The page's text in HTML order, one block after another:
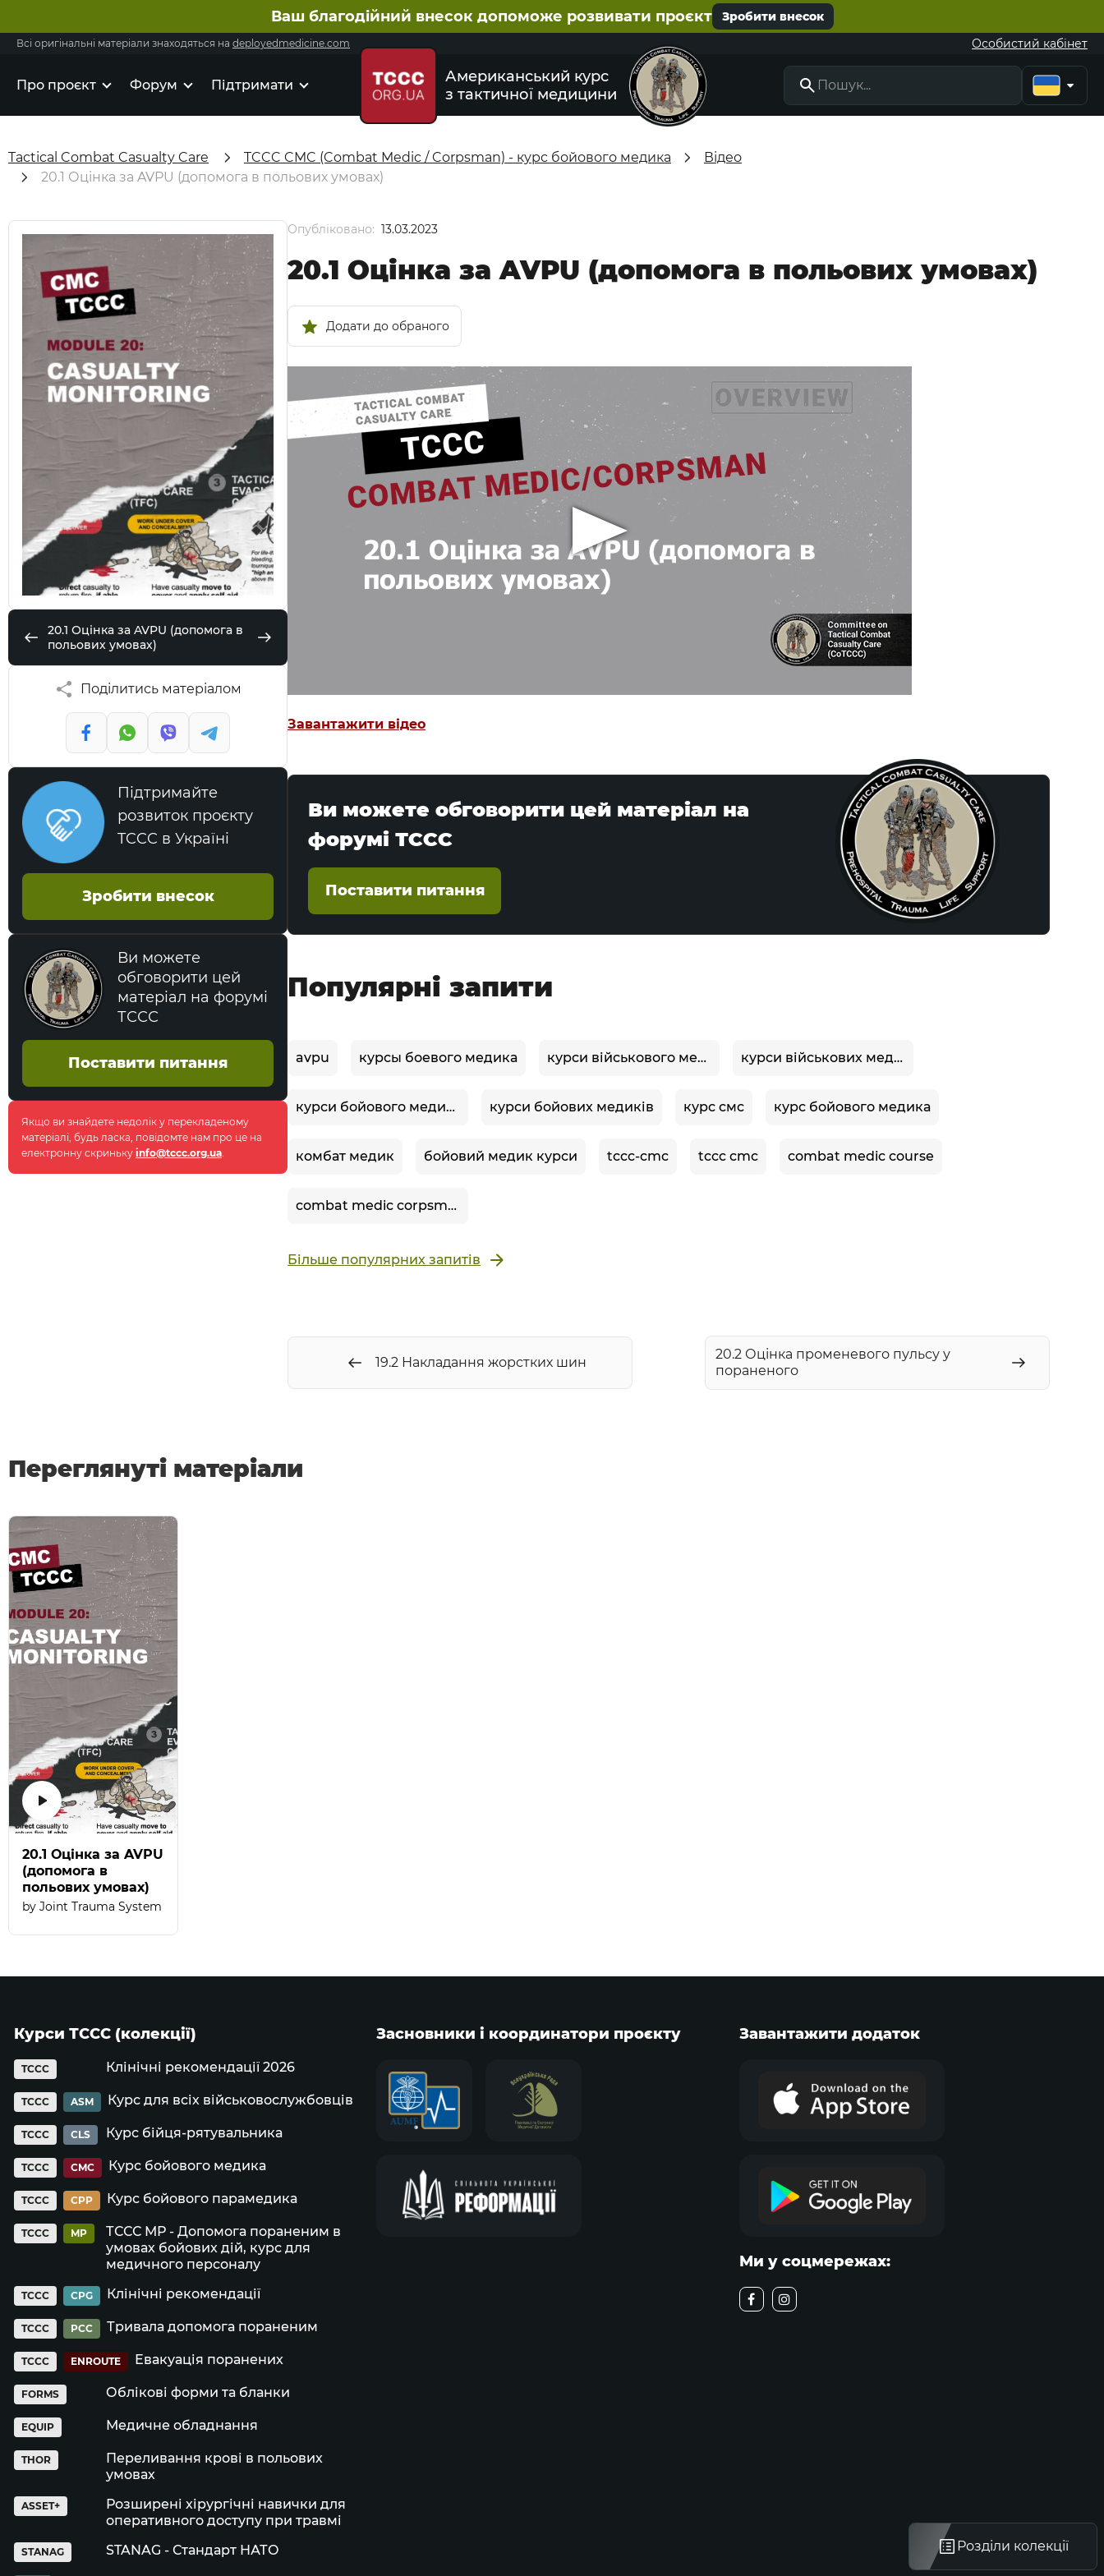
Ваш благодійний внесок допоможе розвивати проєкт Зробити внесок
Всі оригінальні матеріали знаходяться на deployedmedicine.com Особистий кабінет
Про проєкт Форум Підтримати
Американський курс
з тактичної медицини
Tactical Combat Casualty Care TCCC CMC (Combat Medic / Corpsman) - курс бойового медика
Відео
20.1 Оцінка за AVPU (допомога в польових умовах)
20.1 Оцінка за AVPU (допомога в
польових умовах)
Поділитись матеріалом
Підтримайте
розвиток проєкту
TCCC в Україні
Зробити внесок
Ви можете
обговорити цей
матеріал на форумі
ТССС
Поставити питання
Якщо ви знайдете недолік у перекладеному
матеріалі, будь ласка, повідомте нам про це на
електронну скриньку info@tccc.org.ua
Опубліковано: 13.03.2023
20.1 Оцінка за AVPU (допомога в польових умовах)
Додати до обраного
Завантажити відео
Ви можете обговорити цей матеріал на
форумі ТССС
Поставити питання
Популярні запити
avpu курсы боевого медика курси військового медика курси військових медиків
курси бойового медика курси бойових медиків курс смс курс бойового медика
комбат медик бойовий медик курси tccc-cmc tccc cmc combat medic course
combat medic corpsman
Більше популярних запитів
19.2 Накладання жорстких шин
20.2 Оцінка променевого пульсу у
пораненого
Розділи колекції
Переглянуті матеріали
20.1 Оцінка за AVPU
(допомога в
польових умовах)
Joint Trauma System
Курси ТССС (колекції)
TCCC Клінічні рекомендації 2026
TCCC ASM Курс для всіх військовослужбовців
TCCC CLS Курс бійця-рятувальника
TCCC CMC Курс бойового медика
TCCC CPP Курс бойового парамедика
TCCC MP
ТССС МР - Допомога пораненим в
умовах бойових дій, курс для
медичного персоналу
TCCC CPG Клінічні рекомендації
TCCC PCC Тривала допомога пораненим
TCCC ENROUTE Евакуація поранених
FORMS Облікові форми та бланки
EQUIP Медичне обладнання
THOR
Переливання крові в польових
умовах
ASSET+
Розширені хірургічні навички для
оперативного доступу при травмі
STANAG STANAG - Стандарт НАТО
Засновники і координатори проєкту Завантажити додаток
Ми у соцмережах: